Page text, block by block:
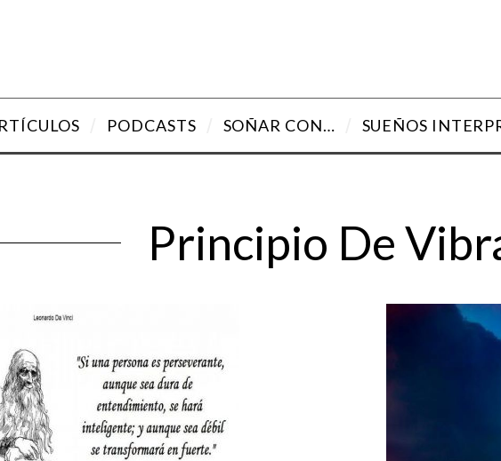
PODCASTS SOÑAR CON… SUEÑOS
Principio De